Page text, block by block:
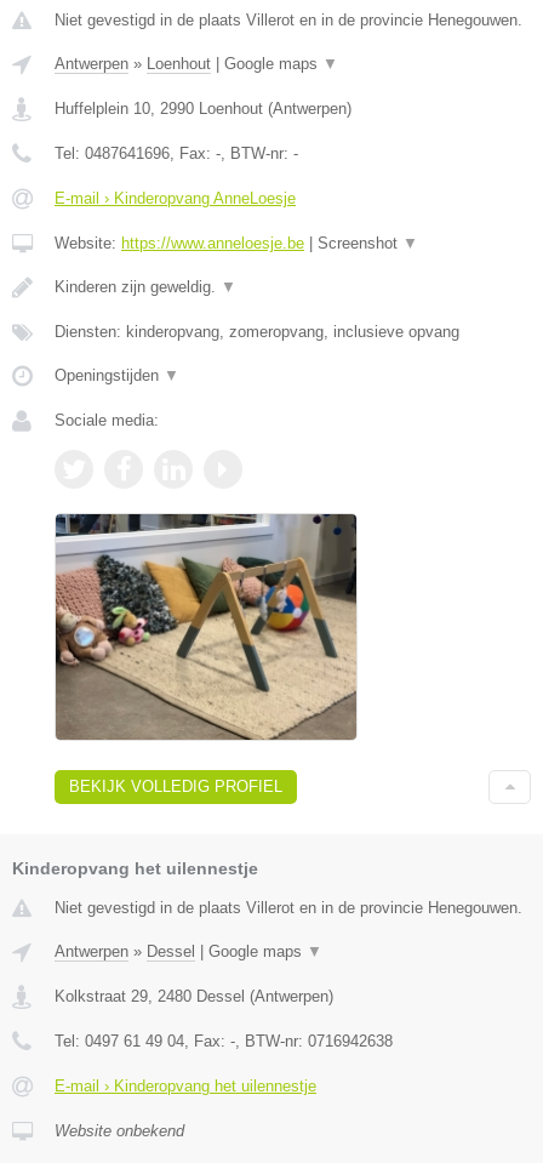
Niet gevestigd in de plaats Villerot en in de provincie Henegouwen.
Antwerpen » Loenhout Google maps ▼
Huffelplein 10, 2990 Loenhout (Antwerpen)
Tel: 0487641696, Fax: -, BTW-nr: -
E-mail › Kinderopvang AnneLoesje
Website: https://www.anneloesje.be Screenshot ▼
Kinderen zijn geweldig. ▼
Diensten: kinderopvang, zomeropvang, inclusieve opvang
Openingstijden ▼
Sociale media:
BEKIJK VOLLEDIG PROFIEL
Kinderopvang het uilennestje
Niet gevestigd in de plaats Villerot en in de provincie Henegouwen.
Antwerpen » Dessel Google maps ▼
Kolkstraat 29 2480 Dessel (Antwerpen)
Tel: 0497 61 49 04 , Fax: - , BTW-nr: 0716942638
E-mail › Kinderopvang het uilennestje
Website onbekend